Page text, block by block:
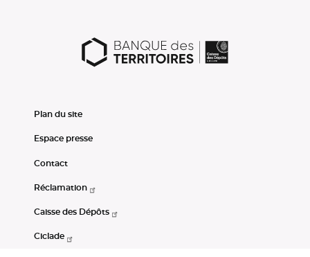
Plan du site
Espace presse
Contact
Réclamation
Caisse des Dépôts
Ciclade